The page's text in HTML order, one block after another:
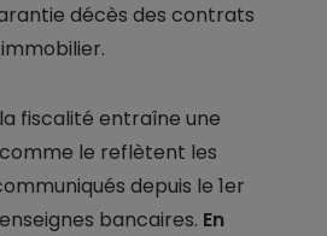
décès des contrats
fiscalité entraîne une
le reflètent les
depuis le 1er
bancaires. En